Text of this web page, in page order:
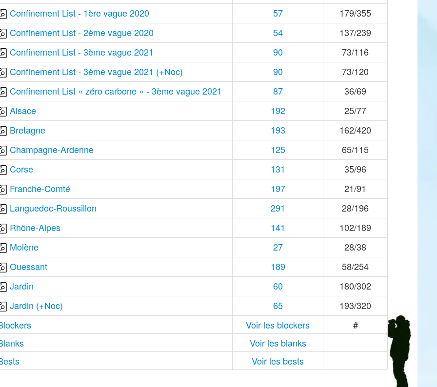
Confinement List - 1ère vague 2020
57
179/355
Confinement List - 2ème vague 2020
54
137/239
Confinement List - 3ème vague 2021
90
73/116
Confinement List - 3ème vague 2021 (+Noc)
90
73/120
Confinement List « zéro carbone » - 3ème vague 2021
87
36/69
Alsace
192
25/77
Bretagne
193
162/420
Champagne-Ardenne
125
65/115
Corse
131
35/96
Franche-Comté
197
21/91
Languedoc-Roussillon
291
28/196
Rhône-Alpes
141
102/189
Molène
27
28/38
Ouessant
189
58/254
Jardin
60
180/302
Jardin (+Noc)
65
193/320
Voir les blockers
#
Voir les blanks
Voir les bests